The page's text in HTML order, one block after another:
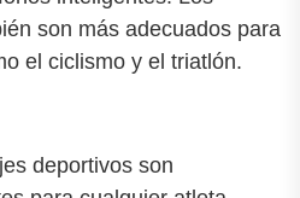
son más adecuados para
el ciclismo y el triatlón.
deportivos son